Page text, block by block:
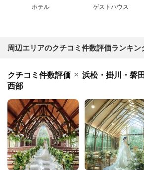
ホテル ゲストハウス
周辺エリアのクチコミ件数評価ランキン
クチコミ件数評価 × 浜松・掛川・磐
西部